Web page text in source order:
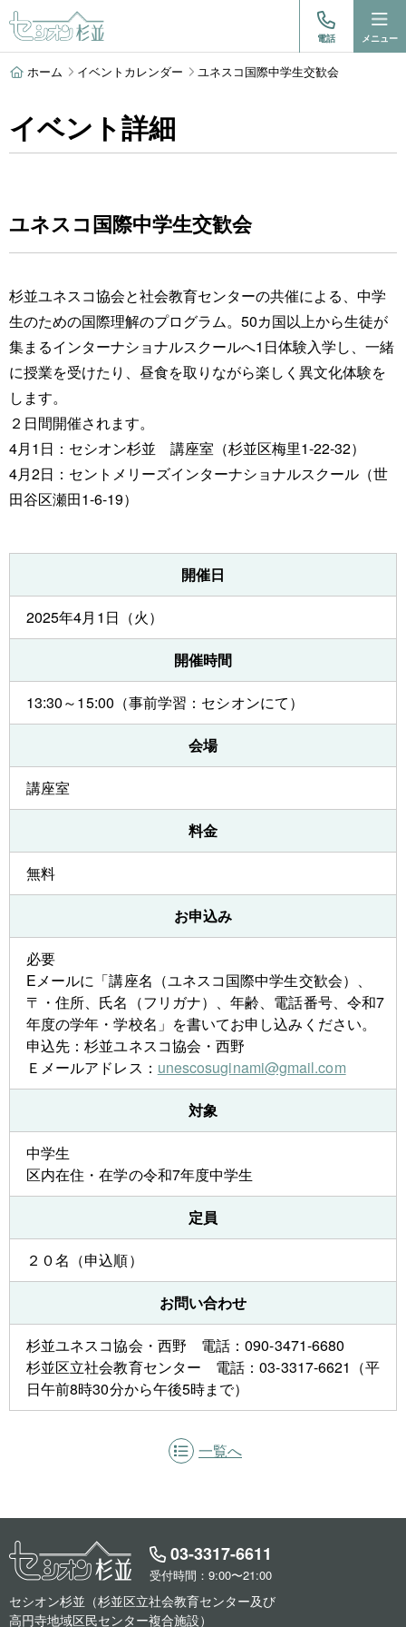
電話 メニュー
ホーム イベントカレンダー ユネスコ国際中学生交歓会
イベント詳細
ユネスコ国際中学生交歓会
杉並ユネスコ協会と社会教育センターの共催による、中学
生のための国際理解のプログラム。50カ国以上から生徒が
集まるインターナショナルスクールへ1日体験入学し、一緒
に授業を受けたり、昼食を取りながら楽しく異文化体験を
します。
２日間開催されます。
4月1日：セシオン杉並 講座室（杉並区梅里1-22-32）
4月2日：セントメリーズインターナショナルスクール（世
田谷区瀬田1-6-19）
開催日
2025年4月1日（火）
開催時間
13:30～15:00（事前学習：セシオンにて）
会場
講座室
料金
無料
お申込み
必要
Eメールに「講座名（ユネスコ国際中学生交歓会）、
〒・住所、氏名（フリガナ）、年齢、電話番号、令和7
年度の学年・学校名」を書いてお申し込みください。
申込先：杉並ユネスコ協会・西野
Ｅメールアドレス： unescosuginami@gmail.com
対象
中学生
区内在住・在学の令和7年度中学生
定員
２０名（申込順）
お問い合わせ
杉並ユネスコ協会・西野 電話：090-3471-6680
杉並区立社会教育センター 電話：03-3317-6621（平
日午前8時30分から午後5時まで）
一覧へ
03-3317-6611
受付時間：9:00〜21:00
セシオン杉並（杉並区立社会教育センター及び
高円寺地域区民センター複合施設）